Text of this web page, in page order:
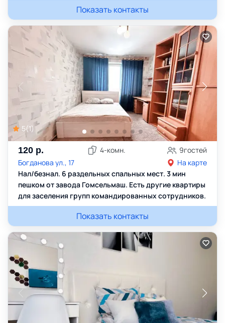
Показать контакты
5(1)
120 р. 4-комн. 9гостей
Богданова ул., 17
На карте
Нал/безнал. 6 раздельных спальных мест. 3 мин
пешком от завода Гомсельмаш. Есть другие квартиры
для заселения групп командированных сотрудников.
Показать контакты